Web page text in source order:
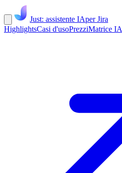
Just: assistente IAper Jira
HighlightsCasi d'usoPrezziMatrice IA